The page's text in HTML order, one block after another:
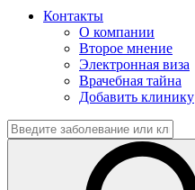
Контакты
О компании
Второе мнение
Электронная виза
Врачебная тайна
Добавить клинику